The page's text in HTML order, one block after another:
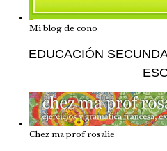
Mi blog de cono
EDUCACIÓN
Chez ma prof rosalie